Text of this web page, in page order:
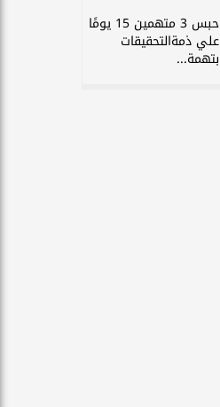
حبس 3 متهمين 15 يومًا
علي ذمةالتحقيقات
بتهمة...